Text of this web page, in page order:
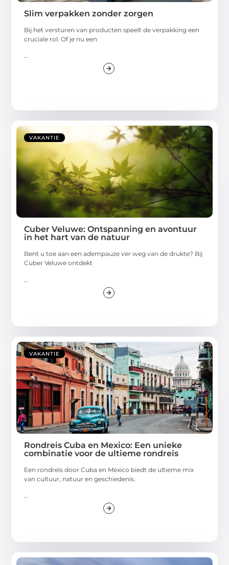
Slim verpakken zonder zorgen
Bij het versturen van producten speelt de verpakking een
cruciale rol. Of je nu een
...
VAKANTIE
Cuber Veluwe: Ontspanning en avontuur
in het hart van de natuur
Bent u toe aan een adempauze ver weg van de drukte? Bij
Cuber Veluwe ontdekt
VAKANTIE
Rondreis Cuba en Mexico: Een unieke
combinatie voor de ultieme rondreis
Een rondreis door Cuba en Mexico biedt de ultieme mix
van cultuur, natuur en geschiedenis.